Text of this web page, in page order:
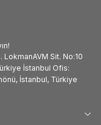
LokmanAVM Sit. No:10
İstanbul Ofis:
İstanbul, Türkiye